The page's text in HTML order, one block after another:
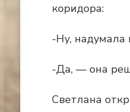
коридора:
-Ну, надумала
-Да, — она
Светлана